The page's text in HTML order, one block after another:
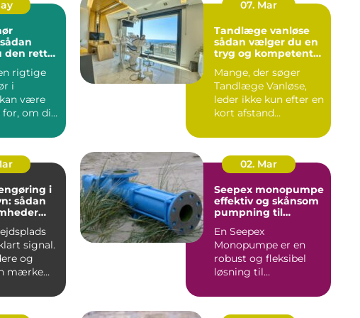
den rette
rigtige
i
være
for, om dit
07. Mar
Tandlæge vanløse
sådan vælger du en
tryg og kompetent
Mange, der søger
Tandlæge Vanløse,
leder ikke kun efter en
kort afstand
også have ...
i
sådan
signal.
og
mærke
02. Mar
Seepex monopumpe
effektiv og skånsom
pumpning til
En Seepex
Monopumpe er en
robust og fleksibel
løsning til
arbejder med
tyktflydend...